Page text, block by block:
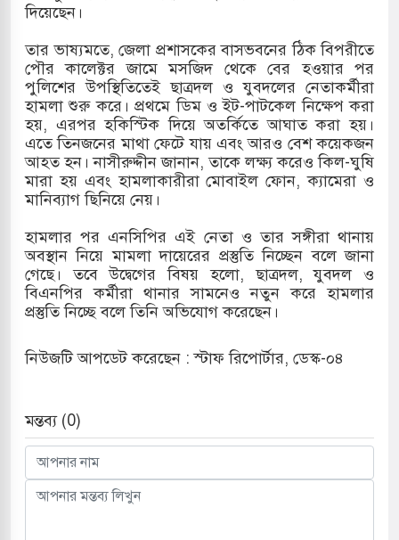
বন্দুকধারীর গুলিতে শিক্ষক নিহত, হামলাকারীর আত্মহত্যা
মধ্যপ্রাচ্যে ব্ল্যাকআউটের কঠোর হুঁশিয়ারি ইরানের
বিমানবন্দরের নিরাপত্তা তল্লাশিতে ছাড় দেওয়া হবে না:
দক্ষিণ কোরিয়ার বন্দি ২৫ শতাংশ বেড়েছে
দিয়েছেন।
তার ভাষ্যমতে, জেলা প্রশাসকের বাসভবনের ঠিক বিপরীতে
পৌর কালেক্টর জামে মসজিদ থেকে বের হওয়ার পর
পুলিশের উপস্থিতিতেই ছাত্রদল ও যুবদলের নেতাকর্মীরা
হামলা শুরু করে। প্রথমে ডিম ও ইট-পাটকেল নিক্ষেপ করা
হয়, এরপর হকিস্টিক দিয়ে অতর্কিতে আঘাত করা হয়।
এতে তিনজনের মাথা ফেটে যায় এবং আরও বেশ কয়েকজন
আহত হন। নাসীরুদ্দীন জানান, তাকে লক্ষ্য করেও কিল-ঘুষি
মারা হয় এবং হামলাকারীরা মোবাইল ফোন, ক্যামেরা ও
মানিব্যাগ ছিনিয়ে নেয়।
হামলার পর এনসিপির এই নেতা ও তার সঙ্গীরা থানায়
অবস্থান নিয়ে মামলা দায়েরের প্রস্তুতি নিচ্ছেন বলে জানা
গেছে। তবে উদ্বেগের বিষয় হলো, ছাত্রদল, যুবদল ও
বিএনপির কর্মীরা থানার সামনেও নতুন করে হামলার
প্রস্তুতি নিচ্ছে বলে তিনি অভিযোগ করেছেন।
নিউজটি আপডেট করেছেন : স্টাফ রিপোর্টার, ডেস্ক-০৪
মন্তব্য (0)